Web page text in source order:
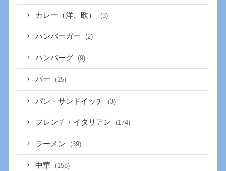
カレー（洋、欧） (3)
ハンバーガー (2)
ハンバーグ (9)
バー (15)
パン・サンドイッチ (3)
フレンチ・イタリアン (174)
ラーメン (39)
中華 (158)